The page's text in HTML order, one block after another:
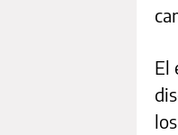
El